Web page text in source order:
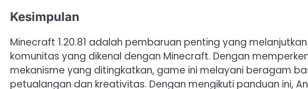
Kesimpulan
Minecraft 1.20.81 adalah pembaruan penting yang
komunitas yang dikenal dengan Minecraft. Dengan
mekanisme yang ditingkatkan, game ini melayani beragam
petualangan dan kreativitas. Dengan mengikuti panduan ini,